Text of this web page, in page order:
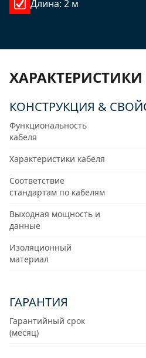
Длина: 2 м
ХАРАКТЕРИСТИКИ
КОНСТРУКЦИЯ &
Функциональность
кабеля
Характеристики кабеля
Соответствие
стандартам по кабелям
Выходная мощность и
данные
Изоляционный
материал
ГАРАНТИЯ
Гарантийный срок
(месяц)